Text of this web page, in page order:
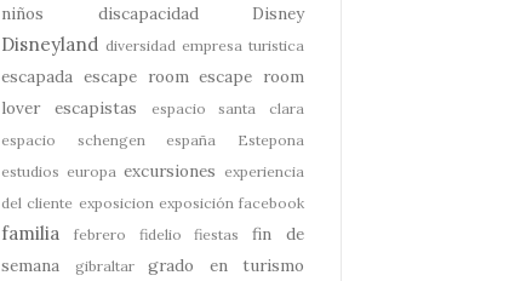
niños
discapacidad Disney
Disneyland diversidad empresa turistica
escapada escape room escape room
lover
escapistas
espacio santa clara
espacio schengen
españa
Estepona
estudios europa excursiones experiencia
del cliente exposicion exposición facebook
familia febrero fidelio fiestas
fin de
semana
gibraltar grado en turismo